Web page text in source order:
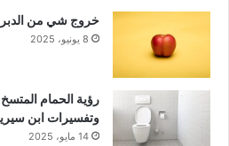
خروج شي من الدبر
8 يونيو، 2025
رؤية الحمام المتسخ
وتفسيرات ابن
14 مايو، 2025